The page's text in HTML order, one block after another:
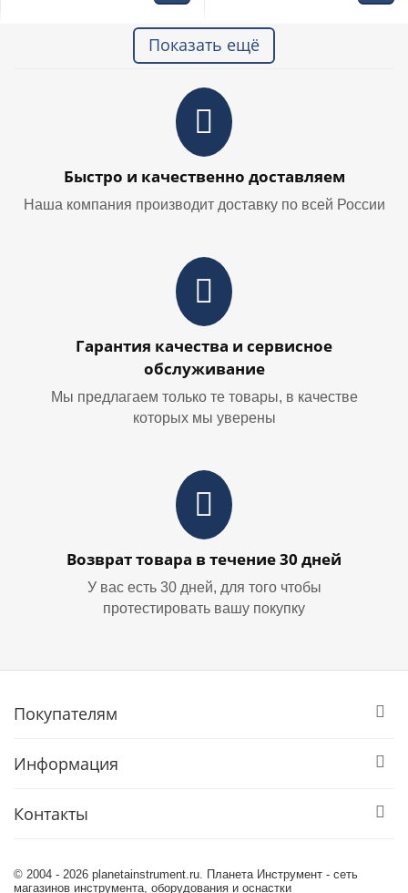
Показать ещё
Быстро и качественно доставляем
Наша компания производит доставку по всей России
Гарантия качества и сервисное
обслуживание
Мы предлагаем только те товары, в качестве
которых мы уверены
Возврат товара в течение 30 дней
У вас есть 30 дней, для того чтобы
протестировать вашу покупку
Покупателям
Информация
Контакты
© 2004 - 2026 planetainstrument.ru. Планета Инструмент - сеть
магазинов инструмента, оборудования и оснастки